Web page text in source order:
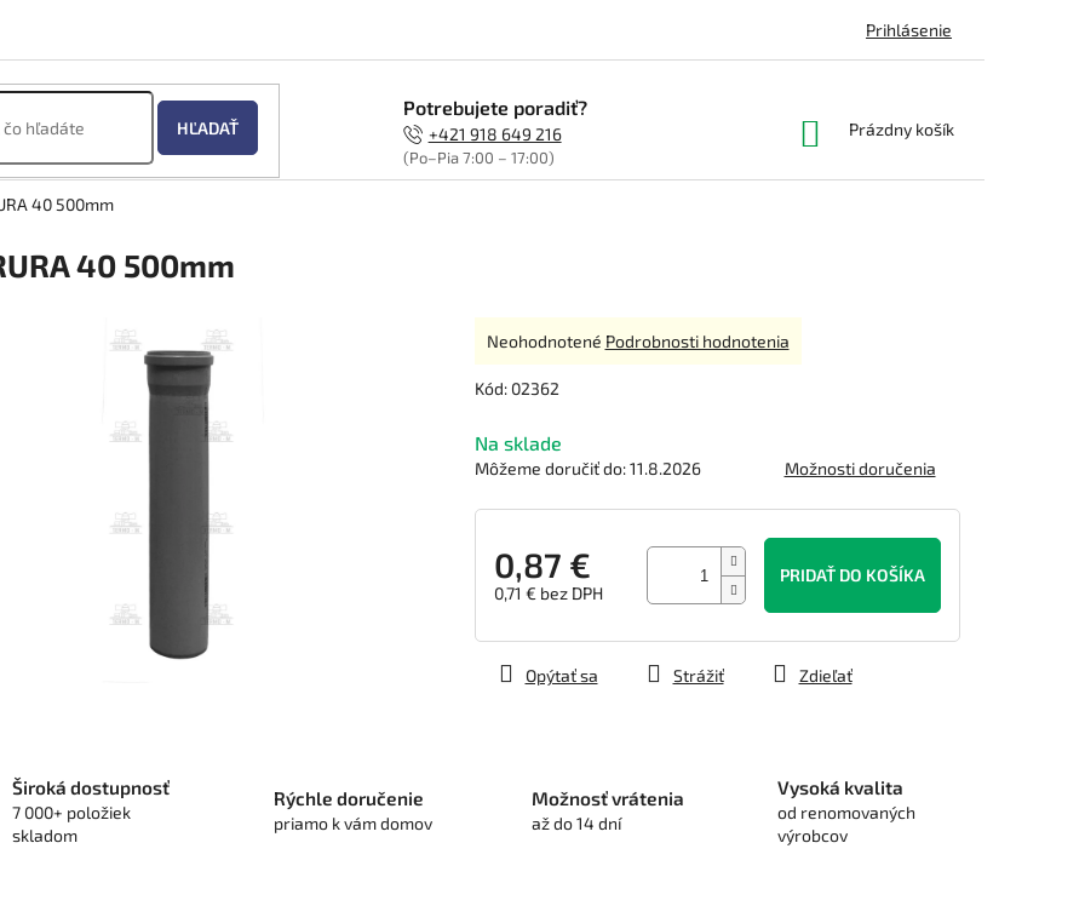
Prihlásenie
HĽADAŤ
Potrebujete poradiť?
+421 918 649 216
(Po–Pia 7:00 – 17:00)
NÁKUPNÝ
Prázdny košík
40 500mm
40 500mm
Kód: 02362
Na sklade
Môžeme doručiť do: 11.8.2026 Možnosti doručenia
0,87 €
0,71 € bez DPH
PRIDAŤ DO KOŠÍKA
Opýtať sa Strážiť Zdieľať
Priemerné
produktu
0,0
z
5
Neohodnotené Podrobnosti hodnotenia
Široká dostupnosť
7 000+ položiek
skladom
Rýchle doručenie
priamo k vám domov
Možnosť vrátenia
až do 14 dní
Vysoká kvalita
od renomovaných
výrobcov